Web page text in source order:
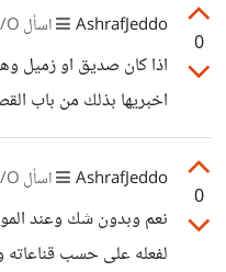
الزوجة والابناء في
الغربة يعمل في وظيفته
0
AshrafJeddo اسأل I/O
اذا كان صديق او زميل
اخبريها بذلك من باب
بعدم الاهتمام بنفسها
الرائحة الكريهة بعيدا
اساليها عن العطور
في اللحظة الي تستخدم
0
AshrafJeddo اسأل I/O
نعم وبدون شك وعند
لفعله على حسب قناعاته